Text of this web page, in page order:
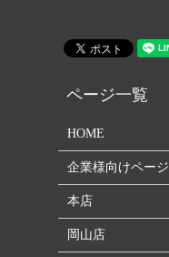
HOME
企業様向けページ
本店
岡山店